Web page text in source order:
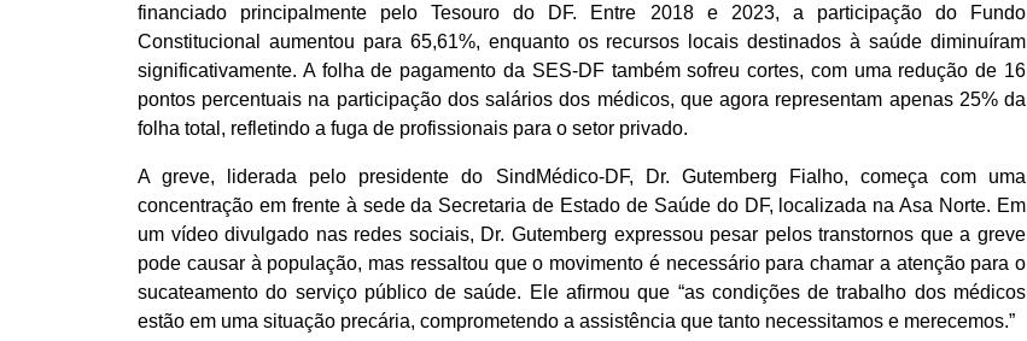
financiado principalmente pelo Tesouro do DF. Entre 2018 e 2023, a participação do Fundo
Constitucional aumentou para 65,61%, enquanto os recursos locais destinados à saúde diminuíram
significativamente. A folha de pagamento da SES-DF também sofreu cortes, com uma redução de 16
pontos percentuais na participação dos salários dos médicos, que agora representam apenas 25% da
folha total, refletindo a fuga de profissionais para o setor privado.
A greve, liderada pelo presidente do SindMédico-DF, Dr. Gutemberg Fialho, começa com uma
concentração em frente à sede da Secretaria de Estado de Saúde do DF, localizada na Asa Norte. Em
um vídeo divulgado nas redes sociais, Dr. Gutemberg expressou pesar pelos transtornos que a greve
pode causar à população, mas ressaltou que o movimento é necessário para chamar a atenção para o
sucateamento do serviço público de saúde. Ele afirmou que “as condições de trabalho dos médicos
estão em uma situação precária, comprometendo a assistência que tanto necessitamos e merecemos.”